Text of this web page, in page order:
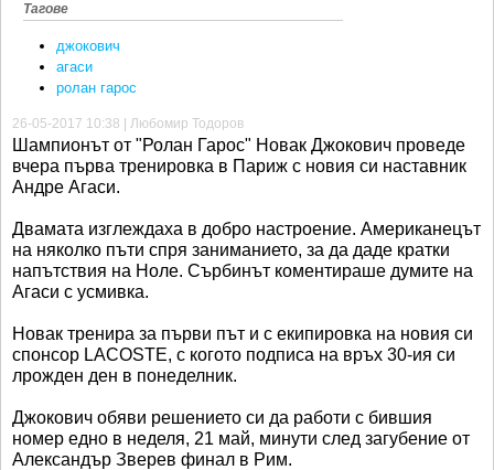
Тагове
джокович
агаси
ролан гарос
26-05-2017 10:38 | Любомир Тодоров
Шампионът от "Ролан Гарос" Новак Джокович проведе
вчера първа тренировка в Париж с новия си наставник
Андре Агаси.
Двамата изглеждаха в добро настроение. Американецът
на няколко пъти спря заниманието, за да даде кратки
напътствия на Ноле. Сърбинът коментираше думите на
Агаси с усмивка.
Новак тренира за първи път и с екипировка на новия си
спонсор LACOSTE, с когото подписа на връх 30-ия си
лрожден ден в понеделник.
Джокович обяви решението си да работи с бившия
номер едно в неделя, 21 май, минути след загубение от
Александър Зверев финал в Рим.